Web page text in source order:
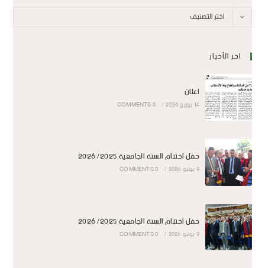
اختر التصنيف
اخر الأخبار
اعلان
14 يوليو 2026 /
0 COMMENTS
حفل اختتام السنة الجامعية 2026/2025
9 يوليو 2026 /
0 COMMENTS
حفل اختتام السنة الجامعية 2026/2025
9 يوليو 2026 /
0 COMMENTS